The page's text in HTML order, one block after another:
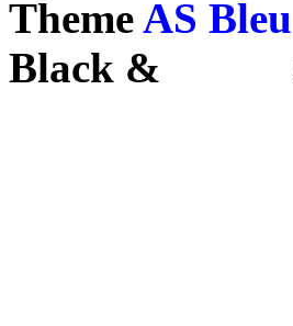
ThemeAS Bleu
Black &